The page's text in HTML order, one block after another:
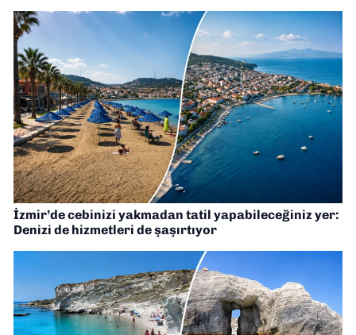
İzmir’de cebinizi yakmadan tatil yapabileceğiniz yer:
Denizi de hizmetleri de şaşırtıyor